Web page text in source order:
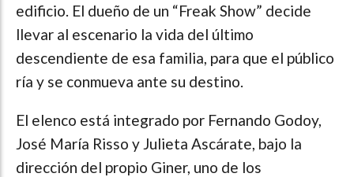
edificio. El dueño de un “Freak Show” decide
llevar al escenario la vida del último
descendiente de esa familia, para que el público
ría y se conmueva ante su destino.
El elenco está integrado por Fernando Godoy,
José María Risso y Julieta Ascárate, bajo la
dirección del propio Giner, uno de los